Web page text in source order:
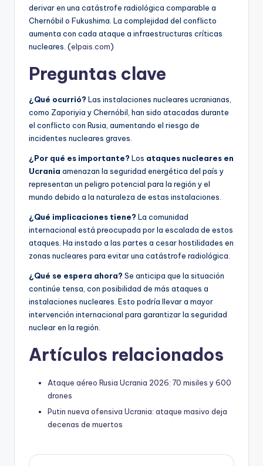
derivar en una catástrofe radiológica comparable a
Chernóbil o Fukushima. La complejidad del conflicto
aumenta con cada ataque a infraestructuras críticas
nucleares. (elpais.com)
Preguntas clave
¿Qué ocurrió? Las instalaciones nucleares ucranianas,
como Zaporiyia y Chernóbil, han sido atacadas durante
el conflicto con Rusia, aumentando el riesgo de
incidentes nucleares graves.
¿Por qué es importante? Los ataques nucleares en
Ucrania amenazan la seguridad energética del país y
representan un peligro potencial para la región y el
mundo debido a la naturaleza de estas instalaciones.
¿Qué implicaciones tiene? La comunidad
internacional está preocupada por la escalada de estos
ataques. Ha instado a las partes a cesar hostilidades en
zonas nucleares para evitar una catástrofe radiológica.
¿Qué se espera ahora? Se anticipa que la situación
continúe tensa, con posibilidad de más ataques a
instalaciones nucleares. Esto podría llevar a mayor
intervención internacional para garantizar la seguridad
nuclear en la región.
Artículos relacionados
Ataque aéreo Rusia Ucrania 2026: 70 misiles y 600
drones
Putin nueva ofensiva Ucrania: ataque masivo deja
decenas de muertos